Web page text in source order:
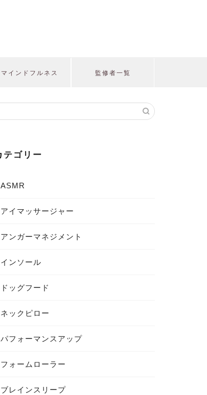
マインドフルネス 監修者一覧
カテゴリー
ASMR
アイマッサージャー
アンガーマネジメント
インソール
ドッグフード
ネックピロー
パフォーマンスアップ
フォームローラー
ブレインスリープ